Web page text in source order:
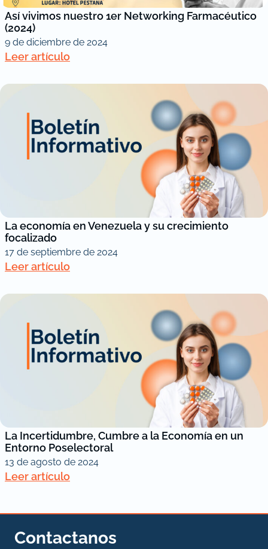
Así vivimos nuestro 1er Networking Farmacéutico
(2024)
9 de diciembre de 2024
Leer artículo
La economía en Venezuela y su crecimiento
focalizado
17 de septiembre de 2024
Leer artículo
La Incertidumbre, Cumbre a la Economía en un
Entorno Poselectoral
13 de agosto de 2024
Leer artículo
Contactanos